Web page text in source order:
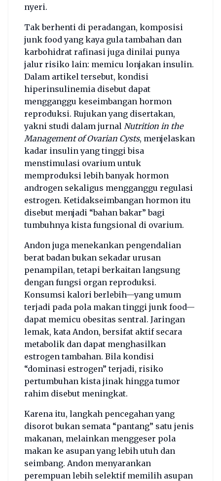
nyeri.
Tak berhenti di peradangan, komposisi
junk food yang kaya gula tambahan dan
karbohidrat rafinasi juga dinilai punya
jalur risiko lain: memicu lonjakan insulin.
Dalam artikel tersebut, kondisi
hiperinsulinemia disebut dapat
mengganggu keseimbangan hormon
reproduksi. Rujukan yang disertakan,
yakni studi dalam jurnal Nutrition in the
Management of Ovarian Cysts, menjelaskan
kadar insulin yang tinggi bisa
menstimulasi ovarium untuk
memproduksi lebih banyak hormon
androgen sekaligus mengganggu regulasi
estrogen. Ketidakseimbangan hormon itu
disebut menjadi “bahan bakar” bagi
tumbuhnya kista fungsional di ovarium.
Andon juga menekankan pengendalian
berat badan bukan sekadar urusan
penampilan, tetapi berkaitan langsung
dengan fungsi organ reproduksi.
Konsumsi kalori berlebih—yang umum
terjadi pada pola makan tinggi junk food—
dapat memicu obesitas sentral. Jaringan
lemak, kata Andon, bersifat aktif secara
metabolik dan dapat menghasilkan
estrogen tambahan. Bila kondisi
“dominasi estrogen” terjadi, risiko
pertumbuhan kista jinak hingga tumor
rahim disebut meningkat.
Karena itu, langkah pencegahan yang
disorot bukan semata “pantang” satu jenis
makanan, melainkan menggeser pola
makan ke asupan yang lebih utuh dan
seimbang. Andon menyarankan
perempuan lebih selektif memilih asupan